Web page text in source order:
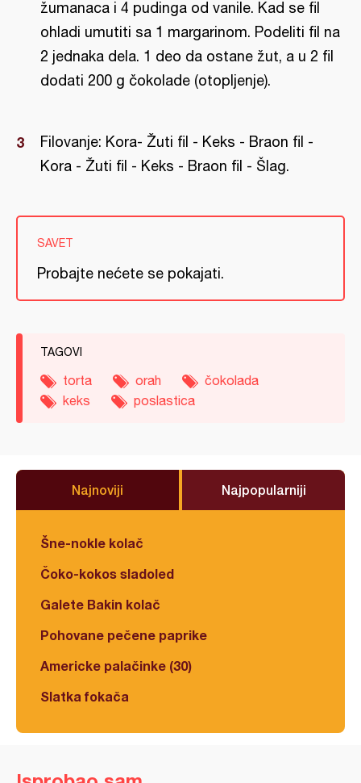
žumanaca i 4 pudinga od vanile. Kad se fil
ohladi umutiti sa 1 margarinom. Podeliti fil na
2 jednaka dela. 1 deo da ostane žut, a u 2 fil
dodati 200 g čokolade (otopljenje).
Filovanje: Kora- Žuti fil - Keks - Braon fil -
Kora - Žuti fil - Keks - Braon fil - Šlag.
SAVET
Probajte nećete se pokajati.
TAGOVI
torta orah
čokolada
keks
poslastica
Najnoviji Najpopularniji
Šne-nokle kolač
Čoko-kokos sladoled
Galete Bakin kolač
Pohovane pečene paprike
Americke palačinke (30)
Slatka fokača